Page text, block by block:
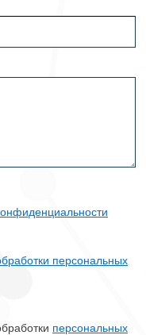
персональных
персональных